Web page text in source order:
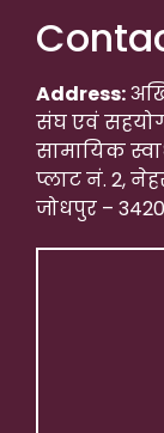
Address:
संघ एवं
सामायिक
प्लाट नं. 2,
जोधपुर –